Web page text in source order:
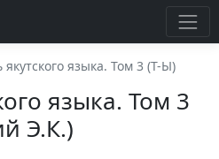
якутского языка. Том 3 (Т-Ы)
языка. Том 3
Э.К.)